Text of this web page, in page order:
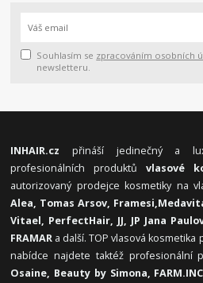
Souhlasím se zpracováním osobních
newsletteru.
INHAIR.cz přináší jedinečný a
profesionálních produktůvlasové
autorizovaný prodejce kosmetiky na
Alea, Tomas Arsov, Framesi,
Vitael, PerfectHair, JJ, JP Jana
FRAMAR a další. TOP vlasová
nabídce najdete taktéž profesionální
Osaine, Beauty by Simona, FARM.INC